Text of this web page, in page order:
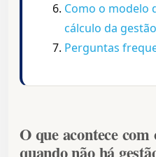
Como o modelo
cálculo da
Perguntas
O que acontece